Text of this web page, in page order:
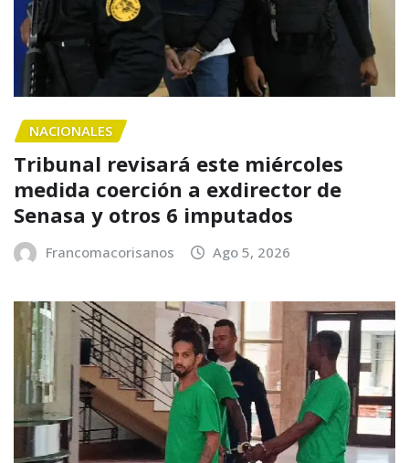
NACIONALES
Tribunal revisará este miércoles
medida coerción a exdirector de
Senasa y otros 6 imputados
Francomacorisanos Ago 5, 2026